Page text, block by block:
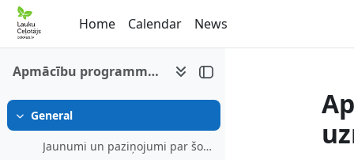
Skip to main content
Home
Calendar News
Apmācību programma aktīvā tūrisma uzņēmējiem
Collapse
General
Jaunumi un paziņojumi par šo e-mācību kursu